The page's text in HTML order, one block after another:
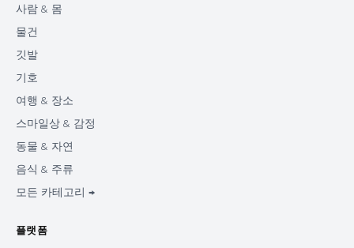
사람 & 몸
물건
깃발
기호
여행 & 장소
스마일상 & 감정
동물 & 자연
음식 & 주류
모든 카테고리 →
플랫폼